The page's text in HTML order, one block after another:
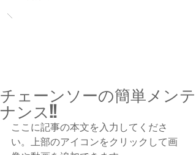
チェーンソーの簡単メンテ
ナンス!!
ここに記事の本文を入力してくださ
い。上部のアイコンをクリックして画